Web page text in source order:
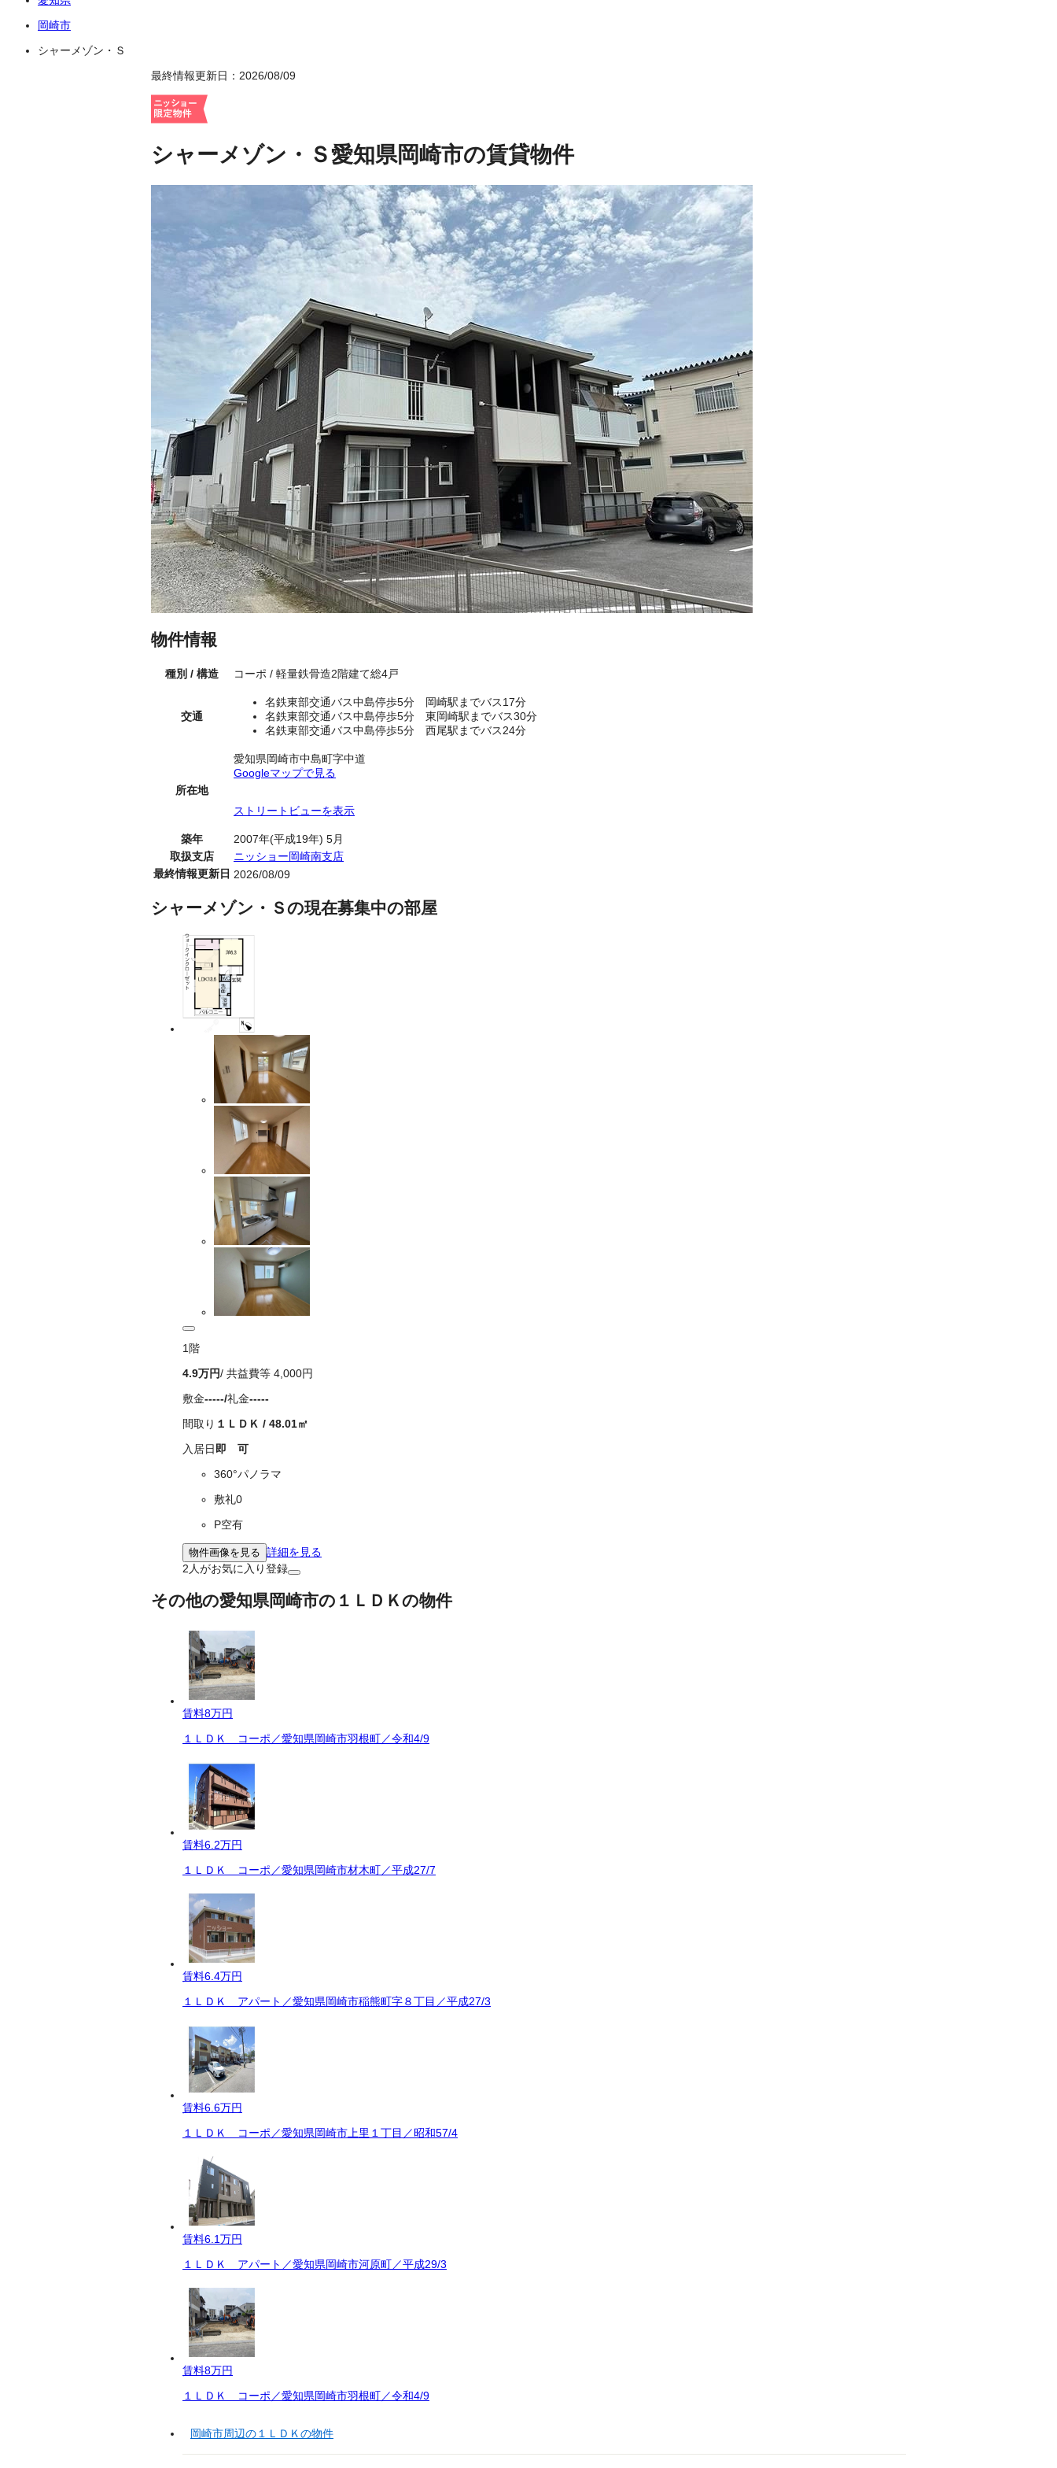
岡崎市
シャーメゾン・Ｓ
最終情報更新日：2026/08/09
シャーメゾン・Ｓ愛知県岡崎市の賃貸物件
物件情報
種別 / 構造 コーポ / 軽量鉄骨造2階建て総4戸
交通
名鉄東部交通バス中島停歩5分 岡崎駅までバス17分
名鉄東部交通バス中島停歩5分 東岡崎駅までバス30分
名鉄東部交通バス中島停歩5分 西尾駅までバス24分
所在地
愛知県岡崎市中島町字中道
Googleマップで見る
ストリートビューを表示
築年
2007年(平成19年) 5月
取扱支店
ニッショー岡崎南支店
最終情報更新日 2026/08/09
シャーメゾン・Ｓの現在募集中の部屋
1 階
4.9万円/ 共益費等 4,000円
敷金-----/礼金-----
間取り １ＬＤＫ / 48.01㎡
入居日 即 可
360°パノラマ
敷礼0
P空有
物件画像を見る 詳細を見る
2 人がお気に入り登録
その他の愛知県岡崎市の１ＬＤＫの物件
賃料8万円
１ＬＤＫ コーポ／愛知県岡崎市羽根町／令和4/9
賃料6.2万円
１ＬＤＫ コーポ／愛知県岡崎市材木町／平成27/7
賃料6.4万円
１ＬＤＫ アパート／愛知県岡崎市稲熊町字８丁目／平成27/3
賃料6.6万円
１ＬＤＫ コーポ／愛知県岡崎市上里１丁目／昭和57/4
賃料6.1万円
１ＬＤＫ アパート／愛知県岡崎市河原町／平成29/3
賃料8万円
１ＬＤＫ コーポ／愛知県岡崎市羽根町／令和4/9
岡崎市周辺の１ＬＤＫの物件